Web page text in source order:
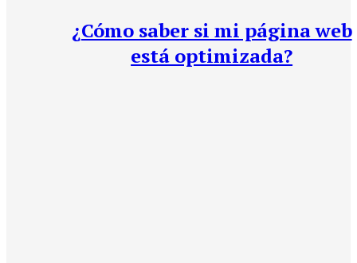
¿Cómo saber si mi página web
está optimizada?